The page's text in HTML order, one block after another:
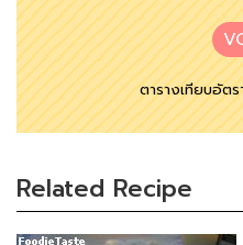
ตารางเทียบอัต
Related Recipe